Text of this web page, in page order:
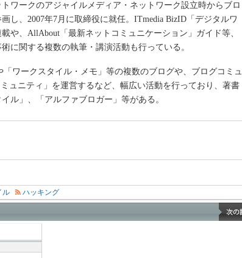
ワークのアジャイルメディア・ネットワーク設立時からブロ
し、2007年7月に取締役に就任。ITmedia BizID「デジタルワ
や、AllAbout「最新ネットコミュニケーション」ガイド等、
に関する複数の執筆・講演活動も行っている。
「ワークスタイル・メモ」等の複数のブログや、ブログコミュ
ュニティ」を運営するなど、幅広い活動を行っており、著書
ル」、「アルファブロガー」等がある。
ル ハッキング